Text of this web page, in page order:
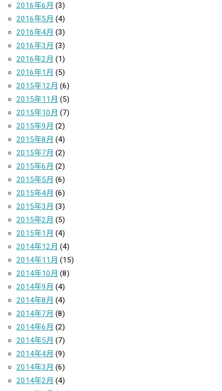
2016年6月 (3)
2016年5月 (4)
2016年4月 (3)
2016年3月 (3)
2016年2月 (1)
2016年1月 (5)
2015年12月 (6)
2015年11月 (5)
2015年10月 (7)
2015年9月 (2)
2015年8月 (4)
2015年7月 (2)
2015年6月 (2)
2015年5月 (6)
2015年4月 (6)
2015年3月 (3)
2015年2月 (5)
2015年1月 (4)
2014年12月 (4)
2014年11月 (15)
2014年10月 (8)
2014年9月 (4)
2014年8月 (4)
2014年7月 (8)
2014年6月 (2)
2014年5月 (7)
2014年4月 (9)
2014年3月 (6)
2014年2月 (4)